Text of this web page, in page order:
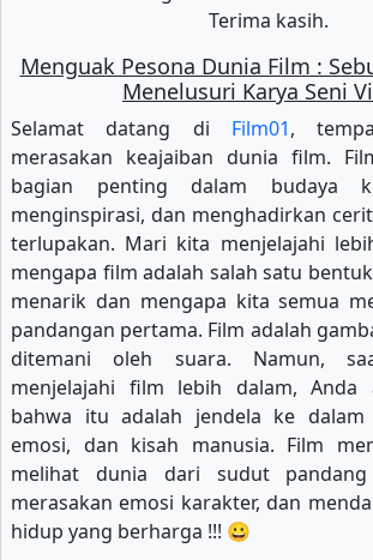
Terima kasih.
Menguak Pesona Dunia Film :
Menelusuri Karya Seni
Selamat datang di Film01,
merasakan keajaiban dunia film.
bagian penting dalam budaya
menginspirasi, dan menghadirkan
terlupakan. Mari kita menjelajahi
mengapa film adalah salah satu
menarik dan mengapa kita semua
pandangan pertama. Film adalah
ditemani oleh suara. Namun,
menjelajahi film lebih dalam, Anda
bahwa itu adalah jendela ke dalam
emosi, dan kisah manusia. Film
melihat dunia dari sudut
merasakan emosi karakter, dan
hidup yang berharga !!! 😀